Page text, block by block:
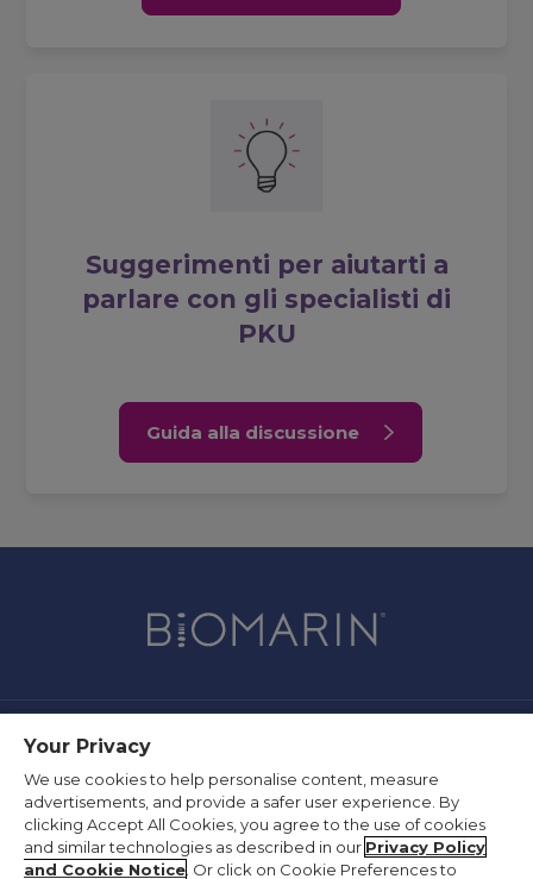
Suggerimenti per aiutarti a
parlare con gli specialisti di
PKU
Guida alla discussione
Policy sulla privacy
Termini di utilizzo
Informazioni sui fornitori
Your Privacy
We use cookies to help personalise content, measure
advertisements, and provide a safer user experience. By
clicking Accept All Cookies, you agree to the use of cookies
and similar technologies as described in our Privacy Policy
and Cookie Notice . Or click on Cookie Preferences to